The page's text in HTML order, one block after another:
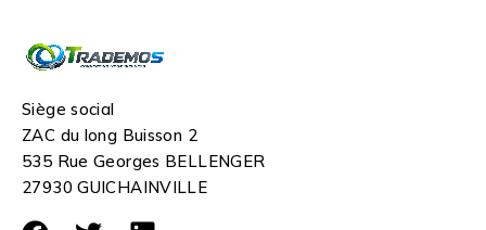
Siège social
ZAC du long Buisson 2
535 Rue Georges BELLENGER
27930 GUICHAINVILLE